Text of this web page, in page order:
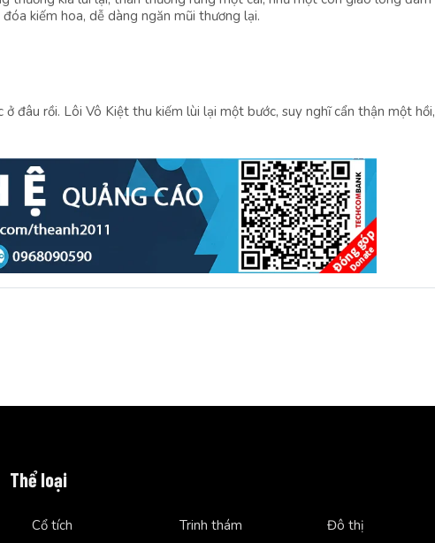
kiếm hoa, dễ dàng ngăn mũi thương lại.
đâu rồi. Lôi Vô Kiệt thu kiếm lùi lại một bước, suy nghĩ cẩn thận một hồi,
Thể loại
Cổ tích
Trinh thám
Đô thị